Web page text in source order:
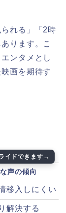
れる」「2時
ります。こ
ンタメとし
画を期待す
声の傾向
移入しにくい
解決する